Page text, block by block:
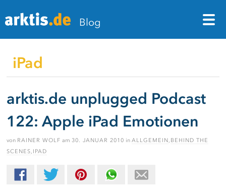
Blog M
iPad
arktis.de unplugged Podcast
122: Apple iPad Emotionen
von RAINER WOLF am 30. JANUAR 2010 inALLGEMEIN, BEHIND THE
SCENES, IPAD